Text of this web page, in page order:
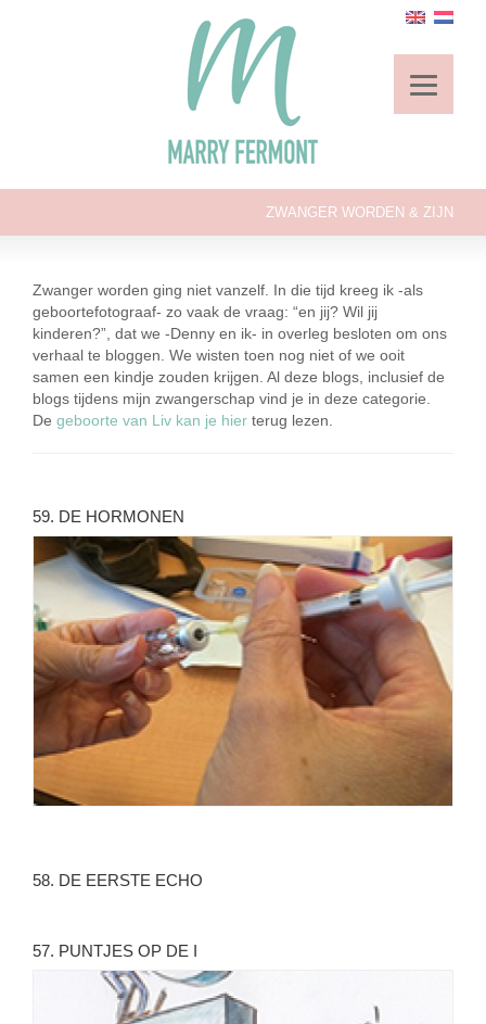
ZWANGER WORDEN & ZIJN
Zwanger worden ging niet vanzelf. In die tijd kreeg ik -als
geboortefotograaf- zo vaak de vraag: “en jij? Wil jij
kinderen?”, dat we -Denny en ik- in overleg besloten om ons
verhaal te bloggen. We wisten toen nog niet of we ooit
samen een kindje zouden krijgen. Al deze blogs, inclusief de
blogs tijdens mijn zwangerschap vind je in deze categorie.
De geboorte van Liv kan je hier terug lezen.
59. DE HORMONEN
58. DE EERSTE ECHO
57. PUNTJES OP DE I